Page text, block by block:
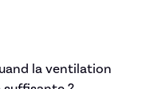
la ventilation